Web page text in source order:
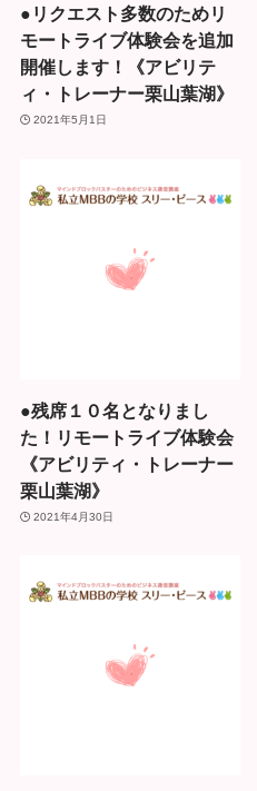
●リクエスト多数のためリ
モートライブ体験会を追加
開催します！《アビリテ
ィ・トレーナー栗山葉湖》
2021年5月1日
●残席１０名となりまし
た！リモートライブ体験会
《アビリティ・トレーナー
栗山葉湖》
2021年4月30日